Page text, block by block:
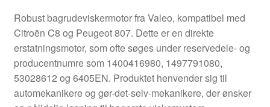
Robust bagrudeviskermotor fra Valeo, kompatibel med
Citroën C8 og Peugeot 807. Dette er en direkte
erstatningsmotor, som ofte søges under reservedele- og
producentnumre som 1400416980, 1497791080,
53028612 og 6405EN. Produktet henvender sig til
automekanikere og gør-det-selv-mekanikere, der ønsker